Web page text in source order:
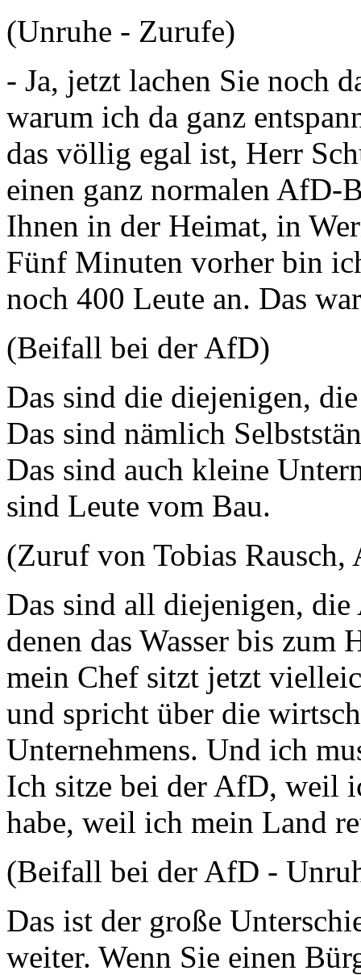
(Unruhe - Zurufe)
- Ja, jetzt lachen Sie noch
warum ich da ganz
das völlig egal ist, Herr
einen ganz normalen AfD-
Ihnen in der Heimat, in
Fünf Minuten vorher bin
noch 400 Leute an. Das
(Beifall bei der AfD)
Das sind die diejenigen,
Das sind nämlich
Das sind auch kleine
sind Leute vom Bau.
(Zuruf von Tobias Rausch,
Das sind all diejenigen,
denen das Wasser bis zum
mein Chef sitzt jetzt
und spricht über die
Unternehmens. Und ich
Ich sitze bei der AfD, weil
habe, weil ich mein Land
(Beifall bei der AfD -
Das ist der große
weiter. Wenn Sie einen